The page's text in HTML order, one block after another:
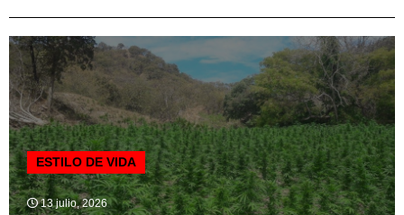
ESTILO DE VIDA
13 julio, 2026